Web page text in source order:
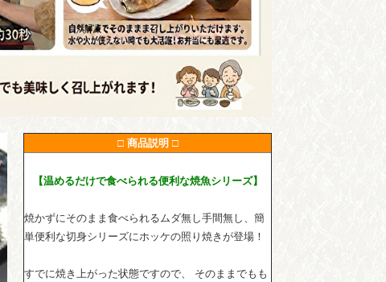
□ 商品説明 □
【温めるだけで食べられる便利な焼魚シリーズ】
焼かずにそのまま食べられるムダ無し手間無し、簡
単便利な切身シリーズにホッケの照り焼きが登場！
すでに焼き上がった状態ですので、 そのままでもも